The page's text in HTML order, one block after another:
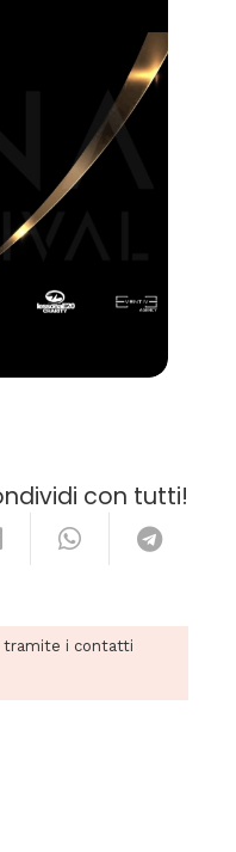
con tutti!
tramite i contatti